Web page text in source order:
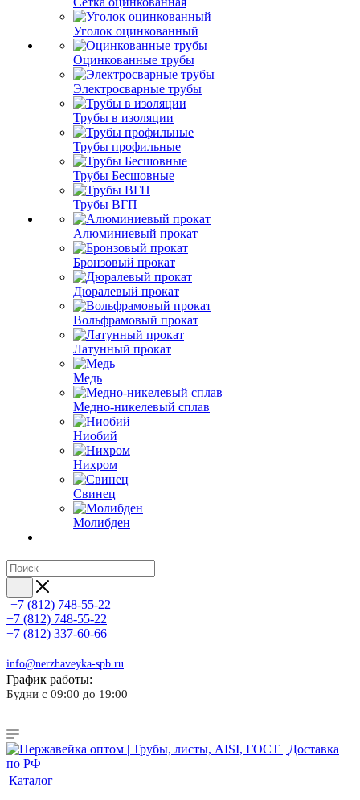
Уголок оцинкованный
Оцинкованные трубы
Электросварные трубы
Трубы в изоляции
Трубы профильные
Трубы Бесшовные
Трубы ВГП
Алюминиевый прокат
Бронзовый прокат
Дюралевый прокат
Вольфрамовый прокат
Латунный прокат
Медь
Медно-никелевый сплав
Ниобий
Нихром
Свинец
Молибден
+7 (812) 748-55-22
+7 (812) 748-55-22
+7 (812) 337-60-66
info@nerzhaveyka-spb.ru
График работы:
Будни с 09:00 до 19:00
Каталог